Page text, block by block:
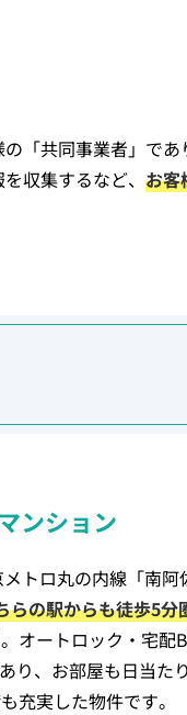
「共同事業者」であ
収集するなど、 お客
ンション
トロ丸の内線「南阿
らの駅からも徒歩5分
オートロック・宅配
り、お部屋も日当た
充実した物件です。